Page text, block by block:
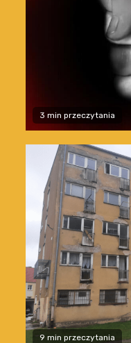
3 min przeczytania
9 min przeczytania